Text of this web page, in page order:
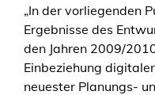
„In der vorliegenden
Ergebnisse des
den Jahren 2009/
Einbeziehung
neuester Planungs-